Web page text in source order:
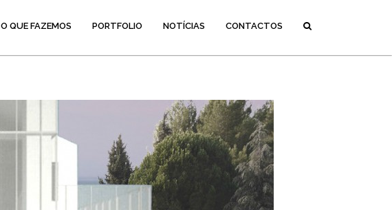
O QUE FAZEMOS PORTFOLIO NOTÍCIAS CONTACTOS